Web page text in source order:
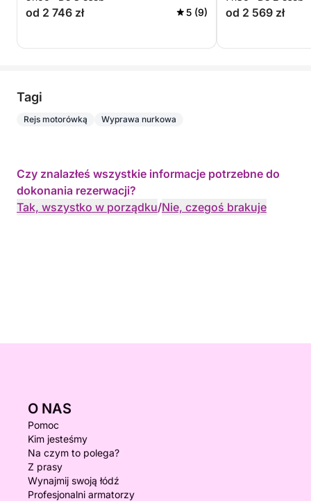
od 2 746 zł 5 (9) od 2 569 zł
Tagi
Rejs motorówką Wyprawa nurkowa
Czy znalazłeś wszystkie informacje potrzebne do
dokonania rezerwacji?
Tak, wszystko w porządku/Nie, czegoś brakuje
O NAS
Pomoc
Kim jesteśmy
Na czym to polega?
Z prasy
Wynajmij swoją łódź
Profesjonalni armatorzy